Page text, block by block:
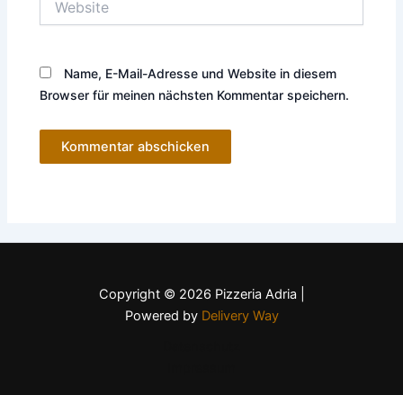
Name, E-Mail-Adresse und Website in diesem
Browser für meinen nächsten Kommentar speichern.
Copyright © 2026 Pizzeria Adria |
Powered by Delivery Way